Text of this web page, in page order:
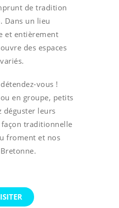
de tradition
Dans un lieu
et entièrement
des espaces
vous !
en groupe, petits
déguster leurs
façon traditionnelle
froment et nos